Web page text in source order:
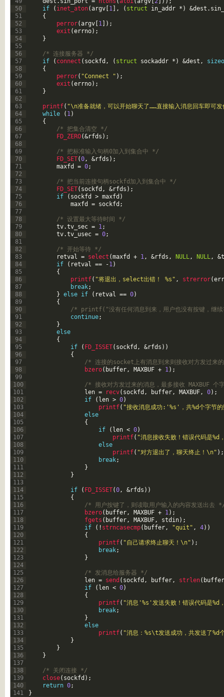
50
51
52
53
54
55
56
57
58
59
60
61
62
63
64
65
66
67
68
69
70
71
72
73
74
75
76
77
78
79
80
81
82
83
84
85
86
87
88
89
90
91
92
93
94
95
96
97
98
99
100
101
102
103
104
105
106
107
108
109
110
111
112
113
114
115
116
117
118
119
120
121
122
123
124
125
126
127
128
129
130
131
132
133
134
135
136
137
138
139
140
141
if
( inet_aton(argv 1 , ( struct in_addr * ) &dest .
{
perror(argv 1 ) ;
exit (errno) ;
}
/* 连接服务器 */
if
( connect ( sockfd , ( struct sockaddr * ) &dest ,
{
perror( "Connect " ) ;
exit (errno) ;
}
printf( "\n准备就绪，可以开始聊天了……直接输入消息回车即可
while
( 1)
{
/* 把集合清空 */
FD_ZERO(&rfds ) ;
/* 把标准输入句柄0加入到集合中 */
FD_SET(0, &rfds ) ;
maxfd
= 0;
/* 把当前连接句柄sockfd加入到集合中 */
FD_SET( sockfd , &rfds ) ;
if
( sockfd > maxfd )
maxfd
= sockfd ;
/* 设置最大等待时间 */
tv.tv_sec = 1;
tv.tv_usec = 0;
/* 开始等待 */
retval = select (maxfd + 1, &rfds , NULL, NULL,
if
( retval == -1)
{
printf( "将退出，select出错！ %s" , strerror(
break;
} else if ( retval == 0)
{
/* printf("没有任何消息到来，用户也没有按键，
continue;
}
else
{
if
( FD_ISSET( sockfd , &rfds ) )
{
/* 连接的socket上有消息到来则接收对方发过来
bzero( buffer, MAXBUF + 1) ;
/* 接收对方发过来的消息，最多接收 MAXBUF
len = recv( sockfd , buffer, MAXBUF, 0) ;
if
( len > 0)
printf( "接收消息成功:'%s'，共%d个字节
else
{
if
( len < 0)
printf( "消息接收失败！错误代码是
else
printf( "对方退出了，聊天终止！\n" ) ;
break;
}
}
if ( FD_ISSET(0, &rfds ) )
{
/* 用户按键了，则读取用户输入的内容发送出去
bzero( buffer, MAXBUF + 1) ;
fgets ( buffer, MAXBUF, stdin) ;
if
( ! strncasecmp( buffer, "quit" , 4) )
{
printf( "自己请求终止聊天！\n" ) ;
break;
}
/* 发消息给服务器 */
len = send ( sockfd , buffer, strlen( buffer
if
( len < 0)
{
printf( "消息'%s'发送失败！错误代码是
break;
}
else
printf( "消息：%s\t发送成功，共发送了%d
}
}
}
/* 关闭连接 */
close( sockfd ) ;
return 0;
}